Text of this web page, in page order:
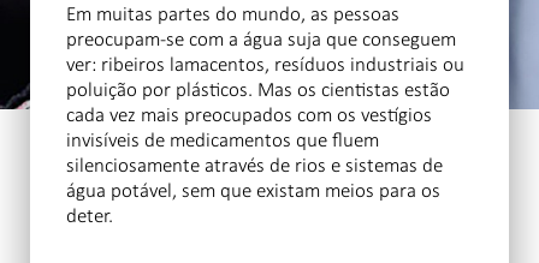
Em muitas partes do mundo, as pessoas
preocupam-se com a água suja que conseguem
ver: ribeiros lamacentos, resíduos industriais ou
poluição por plásticos. Mas os cientistas estão
cada vez mais preocupados com os vestígios
invisíveis de medicamentos que fluem
silenciosamente através de rios e sistemas de
água potável, sem que existam meios para os
deter.